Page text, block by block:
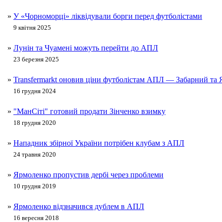
» У «Чорноморці» ліквідували борги перед футболістами
9 квітня 2025
» Лунін та Чуамені можуть перейти до АПЛ
23 березня 2025
» Transfermarkt оновив ціни футболістам АПЛ — Забарний та
16 грудня 2024
» "МанСіті" готовий продати Зінченко взимку
18 грудня 2020
» Нападник збірної України потрібен клубам з АПЛ
24 травня 2020
» Ярмоленко пропустив дербі через проблеми
10 грудня 2019
» Ярмоленко відзначився дублем в АПЛ
16 вересня 2018